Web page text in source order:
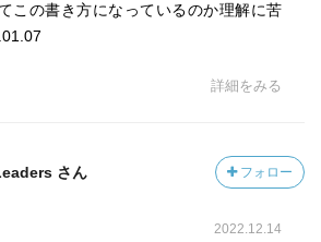
この書き方になっているのか理解に苦
詳細をみる
さん フォロー
2022.12.14